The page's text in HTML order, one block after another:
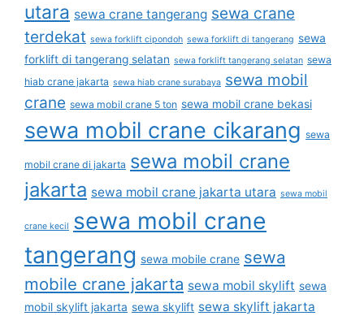
utara sewa crane tangerang sewa crane
terdekat sewa forklift cipondoh sewa forklift di tangerang sewa
forklift di tangerang selatan sewa forklift tangerang selatan sewa
hiab crane jakarta sewa hiab crane surabaya sewa mobil
crane sewa mobil crane 5 ton sewa mobil crane bekasi
sewa mobil crane cikarang sewa
mobil crane di jakarta sewa mobil crane
jakarta sewa mobil crane jakarta utara sewa mobil
crane kecil sewa mobil crane
tangerang sewa mobile crane sewa
mobile crane jakarta sewa mobil skylift sewa
mobil skylift jakarta sewa skylift sewa skylift jakarta